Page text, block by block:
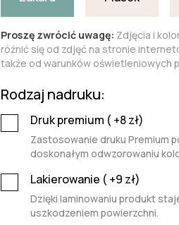
Proszę zwrócić uwagę: Zdjęcia i
różnić się od zdjęć na stronie
także od warunków oświetleniowych
Rodzaj nadruku:
Druk premium ( +8zł)
Zastosowanie druku Premium
doskonałym odwzorowaniu
Lakierowanie ( +9 zł)
Dzięki laminowaniu produkt
uszkodzeniem powierzchni.